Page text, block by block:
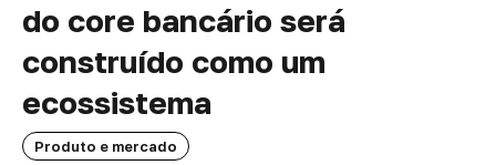
do core bancário será
construído como um
ecossistema
Produto e mercado